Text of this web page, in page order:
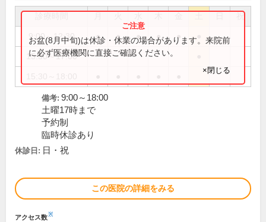
祝
9:00～12:30 ● ● ● ● ●
15:30～17:00
お盆(8月中旬)は休診・休業の場合があります。来院前
に必ず医療機関に直接ご確認ください。
×閉じる
備考: 9:00～18:00
土曜17時まで
予約制
臨時休診あり
休診日: 日・祝
この医院の詳細をみる
アクセス数※